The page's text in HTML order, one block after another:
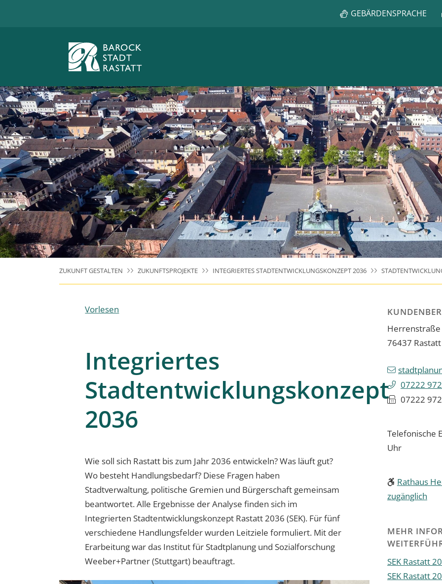
GEBÄRDENSPRACHE
ZUKUNFT GESTALTEN ZUKUNFTSPROJEKTE INTEGRIERTES STADTENTWICKLUNGSKONZEPT 2036
Vorlesen
Integriertes
Stadtentwicklungskonzept
2036
Wie soll sich Rastatt bis zum Jahr 2036 entwickeln? Was läuft gut?
Wo besteht Handlungsbedarf? Diese Fragen haben
Stadtverwaltung, politische Gremien und Bürgerschaft gemeinsam
beantwortet. Alle Ergebnisse der Analyse finden sich im
Integrierten Stadtentwicklungskonzept Rastatt 2036 (SEK). Für fünf
verschiedene Handlungsfelder wurden Leitziele formuliert. Mit der
Erarbeitung war das Institut für Stadtplanung und Sozialforschung
Weeber+Partner (Stuttgart) beauftragt.
Herrenstraße
76437 Rastatt
07222
07222
Telefonische
Uhr
Rathaus
zugänglich
MEHR
SEK Rastatt
SEK Rastatt